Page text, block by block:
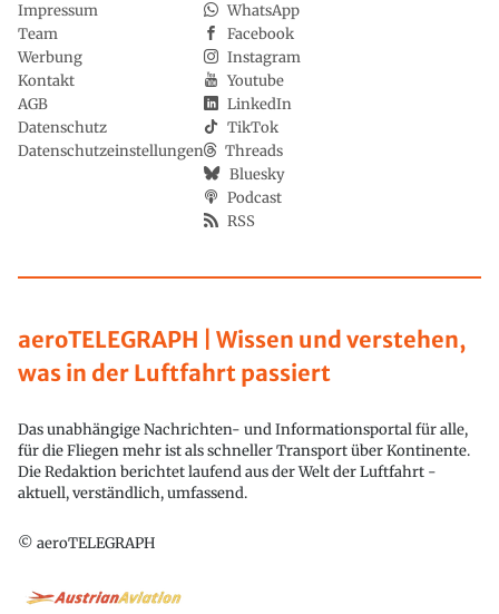
aeroTELEGRAPH | Wissen und verstehen,
was in der Luftfahrt passiert
Das unabhängige Nachrichten- und Informationsportal für alle,
für die Fliegen mehr ist als schneller Transport über Kontinente.
Die Redaktion berichtet laufend aus der Welt der Luftfahrt -
aktuell, verständlich, umfassend.
© aeroTELEGRAPH
Impressum
Team
Werbung
Kontakt
AGB
Datenschutz
Datenschutzeinstellungen
WhatsApp
Facebook
Instagram
Youtube
LinkedIn
TikTok
Threads
Bluesky
Podcast
RSS